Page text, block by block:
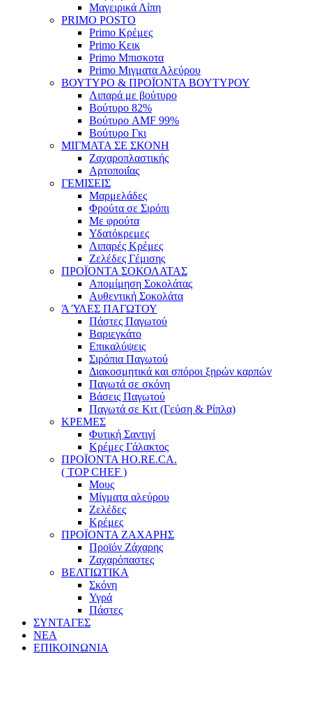
Μαγειρικά Λίπη
PRIMO POSTO
Primo Κρέμες
Primo Κεικ
Primo Μπισκοτα
Primo Μιγματα Αλεύρου
ΒΟΥΤΥΡΟ & ΠΡΟΪΟΝΤΑ ΒΟΥΤΥΡΟΥ
Λιπαρά με βούτυρο
Βούτυρο 82%
Βούτυρο AMF 99%
Βούτυρο Γκι
ΜΙΓΜΑΤΑ ΣΕ ΣΚΟΝΗ
Ζαχαροπλαστικής
Αρτοποιΐας
ΓΕΜΙΣΕΙΣ
Μαρμελάδες
Φρούτα σε Σιρόπι
Με φρούτα
Υδατόκρεμες
Λιπαρές Κρέμες
Ζελέδες Γέμισης
ΠΡΟΪΟΝΤΑ ΣΟΚΟΛΑΤΑΣ
Απομίμηση Σοκολάτας
Αυθεντική Σοκολάτα
Ά ΎΛΕΣ ΠΑΓΩΤΟΥ
Πάστες Παγωτού
Βαριεγκάτο
Επικαλύψεις
Σιρόπια Παγωτού
Διακοσμητικά και σπόροι ξηρών καρπών
Παγωτά σε σκόνη
Βάσεις Παγωτού
Παγωτά σε Κιτ (Γεύση & Ρίπλα)
ΚΡΕΜΕΣ
Φυτική Σαντιγί
Κρέμες Γάλακτος
ΠΡΟΪΟΝΤΑ HO.RE.CA.
( TOP CHEF )
Μους
Μίγματα αλεύρου
Ζελέδες
Κρέμες
ΠΡΟΪΟΝΤΑ ΖΑΧΑΡΗΣ
Προϊόν Ζάχαρης
Ζαχαρόπαστες
ΒΕΛΤΙΩΤΙΚΑ
Σκόνη
Υγρά
Πάστες
ΣΥΝΤΑΓΕΣ
ΝΕΑ
ΕΠΙΚΟΙΝΩΝΙΑ